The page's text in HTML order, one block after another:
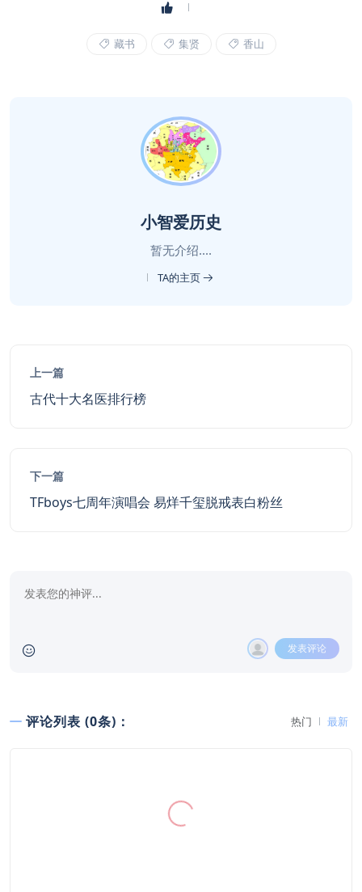
藏书 集贤 香山
小智爱历史
暂无介绍....
TA的主页
上一篇
古代十大名医排行榜
下一篇
TFboys七周年演唱会 易烊千玺脱戒表白粉丝
发表评论
评论列表 (0条)： 热门 最新